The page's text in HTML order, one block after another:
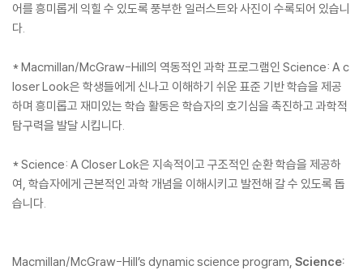
어를 흥미롭게 익힐 수 있도록 풍부한 일러스트와 사진이 수록되어 있습니
다.
* Macmillan/McGraw-Hill의 역동적인 과학 프로그램인 Science: A c
loser Look은 학생들에게 신나고 이해하기 쉬운 표준 기반 학습을 제공
하며 흥미롭고 재미있는 학습 활동은 학습자의 호기심을 촉진하고 과학적
탐구력을 발달 시킵니다.
* Science: A Closer Lok은 지속적이고 구조적인 순환 학습을 제공하
여, 학습자에게 근본적인 과학 개념을 이해시키고 발전해 갈 수 있도록 돕
습니다.
Macmillan/McGraw-Hill’s dynamic science program, Science: